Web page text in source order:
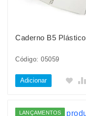
Caderno B5 Plástico
Código: 05059
Adicionar
LANÇAMENTOS